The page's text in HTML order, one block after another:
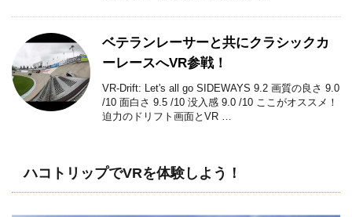
ベテランレーサーと共にクラシックカ
ーレースへVR参戦！
VR-Drift: Let's all go SIDEWAYS 9.2 画質の良さ 9.0
/10 面白さ 9.5 /10 没入感 9.0 /10 ここがオススメ！
迫力のドリフト画面とVR …
ハコトリップでVRを体験しよう！